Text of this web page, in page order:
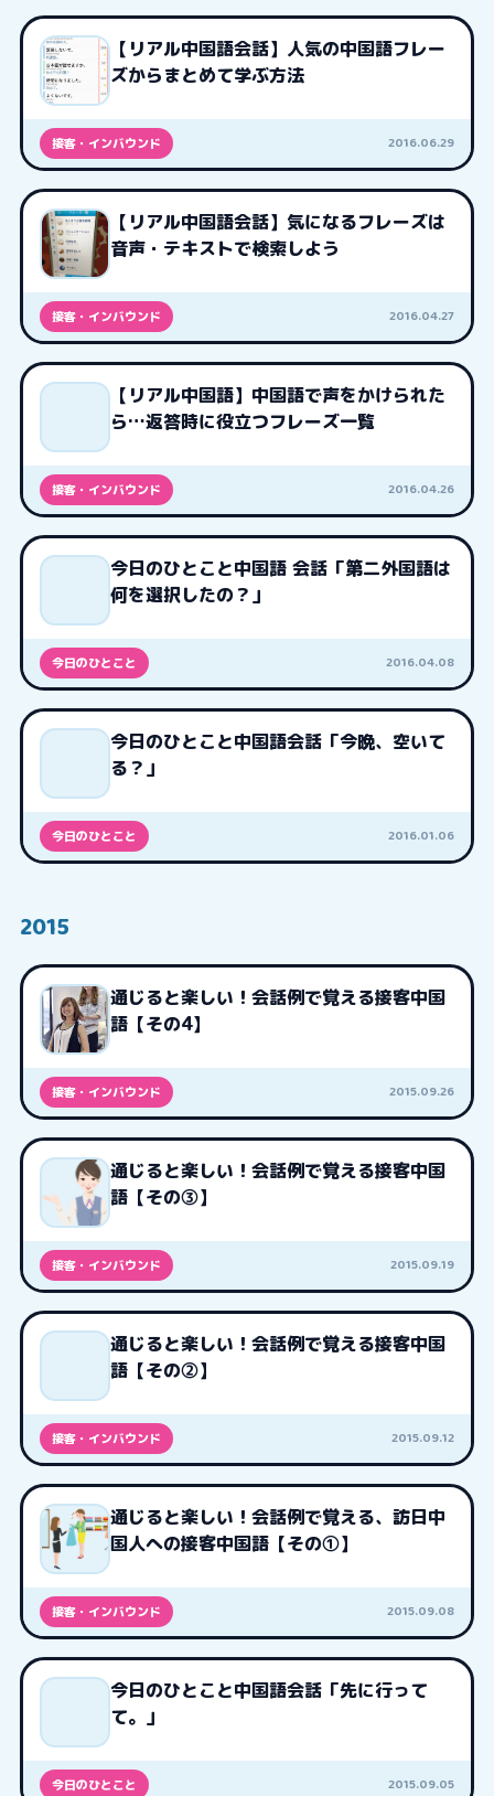
【リアル中国語会話】人気の中国語フレー
ズからまとめて学ぶ方法
接客・インバウンド 2016.06.29
【リアル中国語会話】気になるフレーズは
音声・テキストで検索しよう
接客・インバウンド 2016.04.27
【リアル中国語】中国語で声をかけられた
ら…返答時に役立つフレーズ一覧
接客・インバウンド 2016.04.26
今日のひとこと中国語 会話「第二外国語は
何を選択したの？」
今日のひとこと 2016.04.08
今日のひとこと中国語会話「今晩、空いて
る？」
今日のひとこと 2016.01.06
2015
通じると楽しい！会話例で覚える接客中国
語【その4】
接客・インバウンド 2015.09.26
通じると楽しい！会話例で覚える接客中国
語【その③】
接客・インバウンド 2015.09.19
通じると楽しい！会話例で覚える接客中国
語【その②】
接客・インバウンド 2015.09.12
通じると楽しい！会話例で覚える、訪日中
国人への接客中国語【その①】
接客・インバウンド 2015.09.08
今日のひとこと中国語会話「先に行って
て。」
今日のひとこと 2015.09.05